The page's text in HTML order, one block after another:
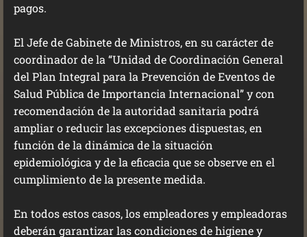
pagos.
El Jefe de Gabinete de Ministros, en su carácter de
coordinador de la “Unidad de Coordinación General
del Plan Integral para la Prevención de Eventos de
Salud Pública de Importancia Internacional” y con
recomendación de la autoridad sanitaria podrá
ampliar o reducir las excepciones dispuestas, en
función de la dinámica de la situación
epidemiológica y de la eficacia que se observe en el
cumplimiento de la presente medida.
En todos estos casos, los empleadores y empleadoras
deberán garantizar las condiciones de higiene y